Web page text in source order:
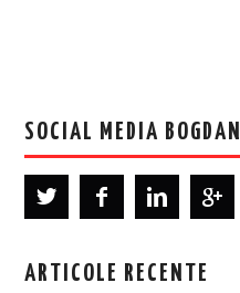
SOCIAL MEDIA BOGDAN
ARTICOLE RECENTE